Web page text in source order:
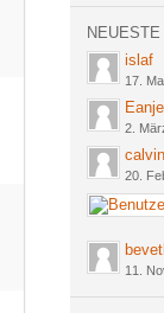
islaf
17.
2.
20.
11.